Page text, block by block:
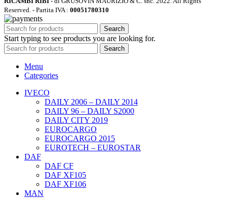
Reserved. - Partita IVA : 00051780310
Search
Start typing to see products you are looking for.
Search
Menu
Categories
IVECO
DAILY 2006 – DAILY 2014
DAILY 96 – DAILY S2000
DAILY CITY 2019
EUROCARGO
EUROCARGO 2015
EUROTECH – EUROSTAR
DAF
DAF CF
DAF XF105
DAF XF106
MAN